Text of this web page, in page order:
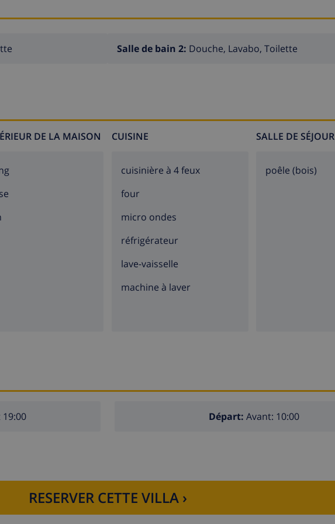
Salle de bain 2: Douche, Lavabo, Toilette
DE LA MAISON CUISINE
cuisinière à 4 feux
four
micro ondes
réfrigérateur
lave-vaisselle
machine à laver
SALLE DE SÉJOUR
poêle (bois)
Départ: Avant: 10:00
RESERVER CETTE VILLA ›